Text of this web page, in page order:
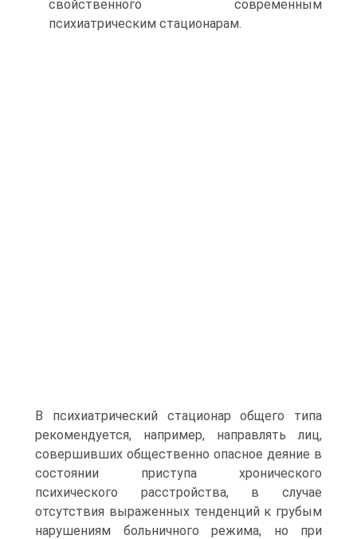
свойственного современным
психиатрическим стационарам.
В психиатрический стационар общего типа
рекомендуется, например, направлять лиц,
совершивших общественно опасное деяние в
состоянии приступа хронического
психического расстройства, в случае
отсутствия выраженных тенденций к грубым
нарушениям больничного режима, но при